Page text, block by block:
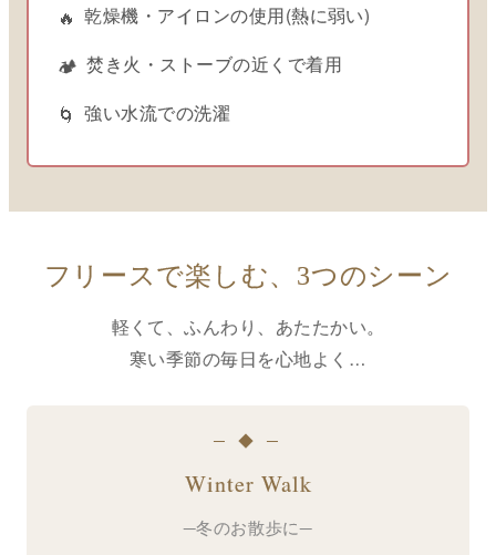
🔥 乾燥機・アイロンの使用(熱に弱い)
🏕️ 焚き火・ストーブの近くで着用
🌀 強い水流での洗濯
フリースで楽しむ、3つのシーン
軽くて、ふんわり、あたたかい。
寒い季節の毎日を心地よく…
─ ◆ ─
Winter Walk
─冬のお散歩に─